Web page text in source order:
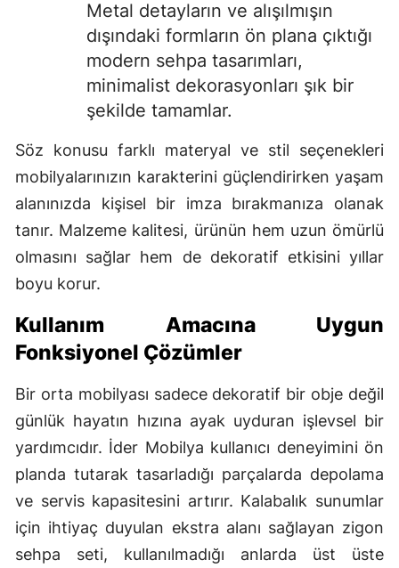
Samsun
Siirt
Sinop
Tekirdağ
Tokat
Trabzon
Şanlıurfa
Uşak
Van
Yozgat
Zonguldak
Aksaray
Metal detayların ve alışılmışın
dışındaki formların ön plana çıktığı
modern sehpa tasarımları,
minimalist dekorasyonları şık bir
şekilde tamamlar.
Söz konusu farklı materyal ve stil seçenekleri
mobilyalarınızın karakterini güçlendirirken yaşam
alanınızda kişisel bir imza bırakmanıza olanak
tanır. Malzeme kalitesi, ürünün hem uzun ömürlü
olmasını sağlar hem de dekoratif etkisini yıllar
boyu korur.
Kullanım Amacına Uygun
Fonksiyonel Çözümler
Bir orta mobilyası sadece dekoratif bir obje değil
günlük hayatın hızına ayak uyduran işlevsel bir
yardımcıdır. İder Mobilya kullanıcı deneyimini ön
planda tutarak tasarladığı parçalarda depolama
ve servis kapasitesini artırır. Kalabalık sunumlar
için ihtiyaç duyulan ekstra alanı sağlayan zigon
sehpa seti, kullanılmadığı anlarda üst üste